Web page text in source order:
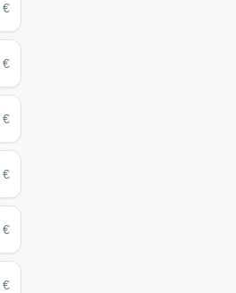
€
€
€
€
€
€